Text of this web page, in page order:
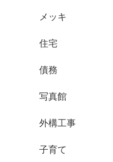
メッキ
住宅
債務
写真館
外構工事
子育て